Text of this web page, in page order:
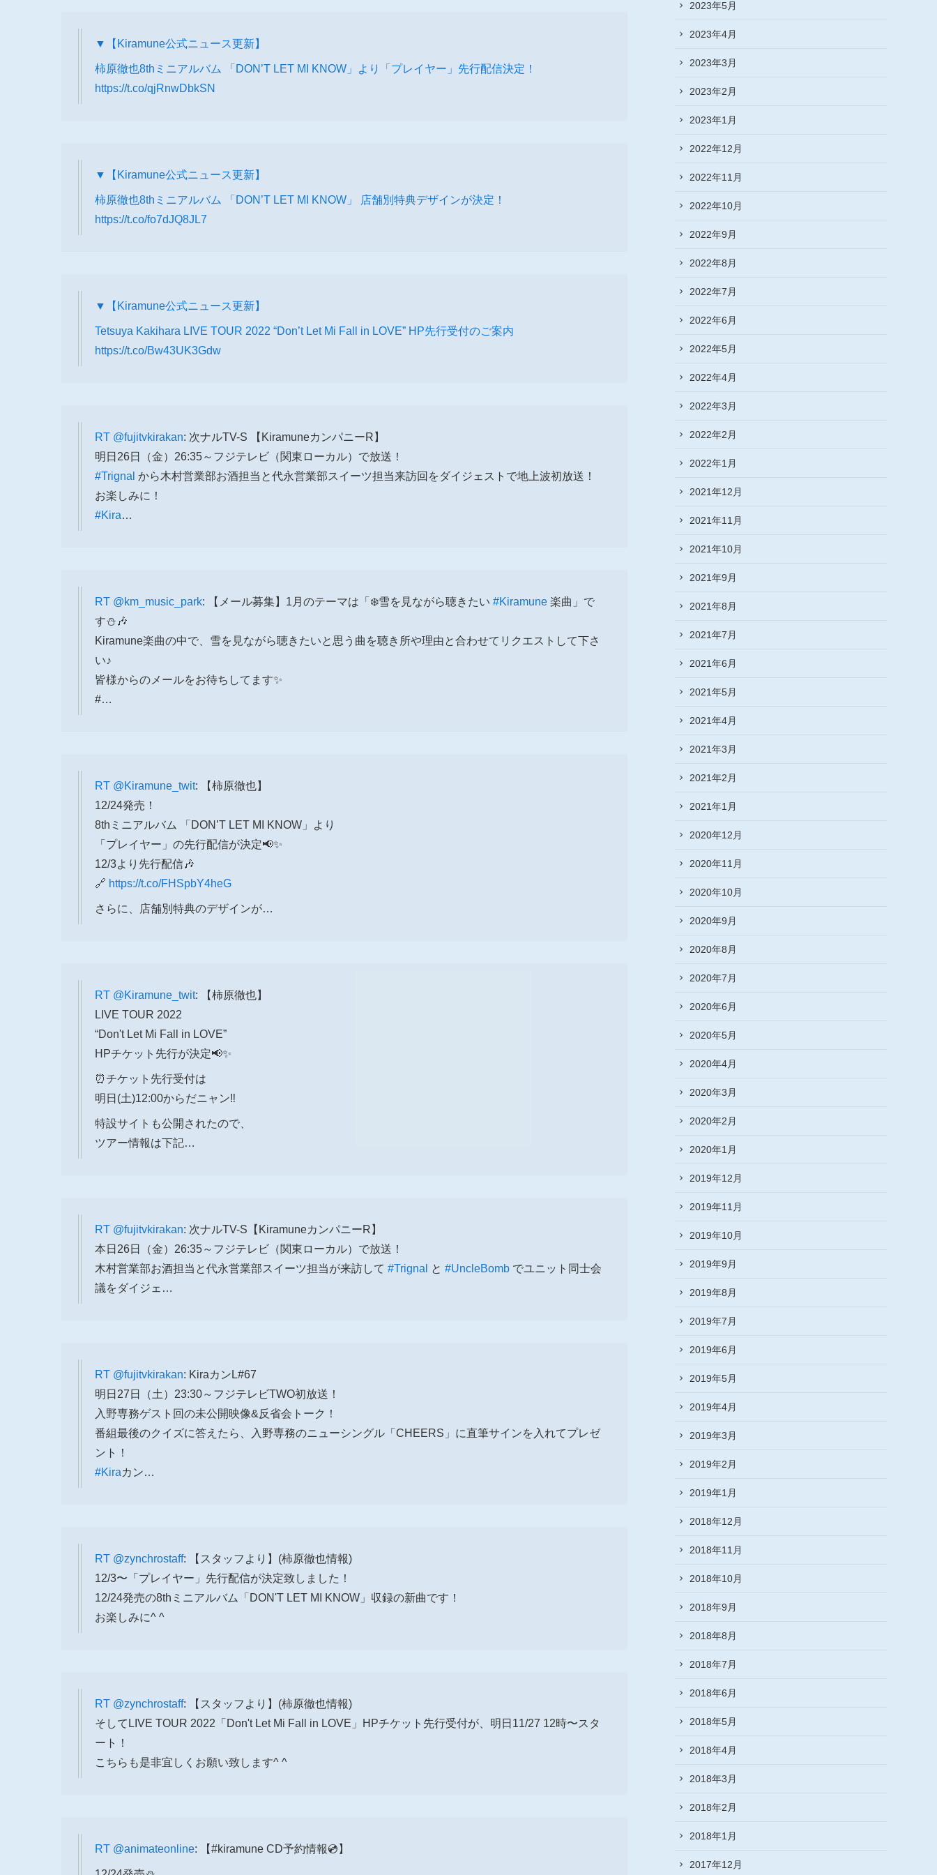
▼【Kiramune公式ニュース更新】
柿原徹也8thミニアルバム 「DON’T LET MI KNOW」より「プレイヤー」先行配信決定！
https://t.co/qjRnwDbkSN
▼【Kiramune公式ニュース更新】
柿原徹也8thミニアルバム 「DON’T LET MI KNOW」 店舗別特典デザインが決定！
https://t.co/fo7dJQ8JL7
▼【Kiramune公式ニュース更新】
Tetsuya Kakihara LIVE TOUR 2022 “Don’t Let Mi Fall in LOVE” HP先行受付のご案内
https://t.co/Bw43UK3Gdw
RT @fujitvkirakan: 次ナルTV-S 【KiramuneカンパニーR】
明日26日（金）26:35～フジテレビ（関東ローカル）で放送！
#Trignal から木村営業部お酒担当と代永営業部スイーツ担当来訪回をダイジェストで地上波初放送！
お楽しみに！
#Kira…
RT @km_music_park: 【メール募集】1月のテーマは「❄️雪を見ながら聴きたい #Kiramune 楽曲」で
す⛄️🎶
Kiramune楽曲の中で、雪を見ながら聴きたいと思う曲を聴き所や理由と合わせてリクエストして下さ
い♪
皆様からのメールをお待ちしてます✨
#…
RT @Kiramune_twit: 【柿原徹也】
12/24発売！
8thミニアルバム 「DON’T LET MI KNOW」より
「プレイヤー」の先行配信が決定📢✨
12/3より先行配信🎶
🔗 https://t.co/FHSpbY4heG
さらに、店舗別特典のデザインが…
RT @Kiramune_twit: 【柿原徹也】
LIVE TOUR 2022
“Don't Let Mi Fall in LOVE”
HPチケット先行が決定📢✨
⏰チケット先行受付は
明日(土)12:00からだニャン‼️
特設サイトも公開されたので、
ツアー情報は下記…
RT @fujitvkirakan: 次ナルTV-S【KiramuneカンパニーR】
本日26日（金）26:35～フジテレビ（関東ローカル）で放送！
木村営業部お酒担当と代永営業部スイーツ担当が来訪して #Trignal と #UncleBomb でユニット同士会
議をダイジェ…
RT @fujitvkirakan: KiraカンL#67
明日27日（土）23:30～フジテレビTWO初放送！
入野専務ゲスト回の未公開映像&反省会トーク！
番組最後のクイズに答えたら、入野専務のニューシングル「CHEERS」に直筆サインを入れてプレゼ
ント！
#Kiraカン…
RT @zynchrostaff: 【スタッフより】(柿原徹也情報)
12/3〜「プレイヤー」先行配信が決定致しました！
12/24発売の8thミニアルバム「DON'T LET MI KNOW」収録の新曲です！
お楽しみに^ ^
RT @zynchrostaff: 【スタッフより】(柿原徹也情報)
そしてLIVE TOUR 2022「Don't Let Mi Fall in LOVE」HPチケット先行受付が、明日11/27 12時〜スタ
ート！
こちらも是非宜しくお願い致します^ ^
RT @animateonline: 【#kiramune CD予約情報💿】
2023年5月
2023年4月
2023年3月
2023年2月
2023年1月
2022年12月
2022年11月
2022年10月
2022年9月
2022年8月
2022年7月
2022年6月
2022年5月
2022年4月
2022年3月
2022年2月
2022年1月
2021年12月
2021年11月
2021年10月
2021年9月
2021年8月
2021年7月
2021年6月
2021年5月
2021年4月
2021年3月
2021年2月
2021年1月
2020年12月
2020年11月
2020年10月
2020年9月
2020年8月
2020年7月
2020年6月
2020年5月
2020年4月
2020年3月
2020年2月
2020年1月
2019年12月
2019年11月
2019年10月
2019年9月
2019年8月
2019年7月
2019年6月
2019年5月
2019年4月
2019年3月
2019年2月
2019年1月
2018年12月
2018年11月
2018年10月
2018年9月
2018年8月
2018年7月
2018年6月
2018年5月
2018年4月
2018年3月
2018年2月
2018年1月
2017年12月